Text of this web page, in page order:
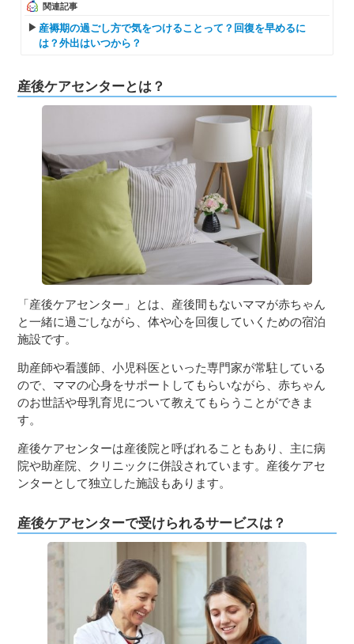
関連記事
産褥期の過ごし方で気をつけることって？回復を早めるに
は？外出はいつから？
産後ケアセンターとは？
「産後ケアセンター」とは、産後間もないママが赤ちゃん
と一緒に過ごしながら、体や心を回復していくための宿泊
施設です。
助産師や看護師、小児科医といった専門家が常駐している
ので、ママの心身をサポートしてもらいながら、赤ちゃん
のお世話や母乳育児について教えてもらうことができま
す。
産後ケアセンターは産後院と呼ばれることもあり、主に病
院や助産院、クリニックに併設されています。産後ケアセ
ンターとして独立した施設もあります。
産後ケアセンターで受けられるサービスは？